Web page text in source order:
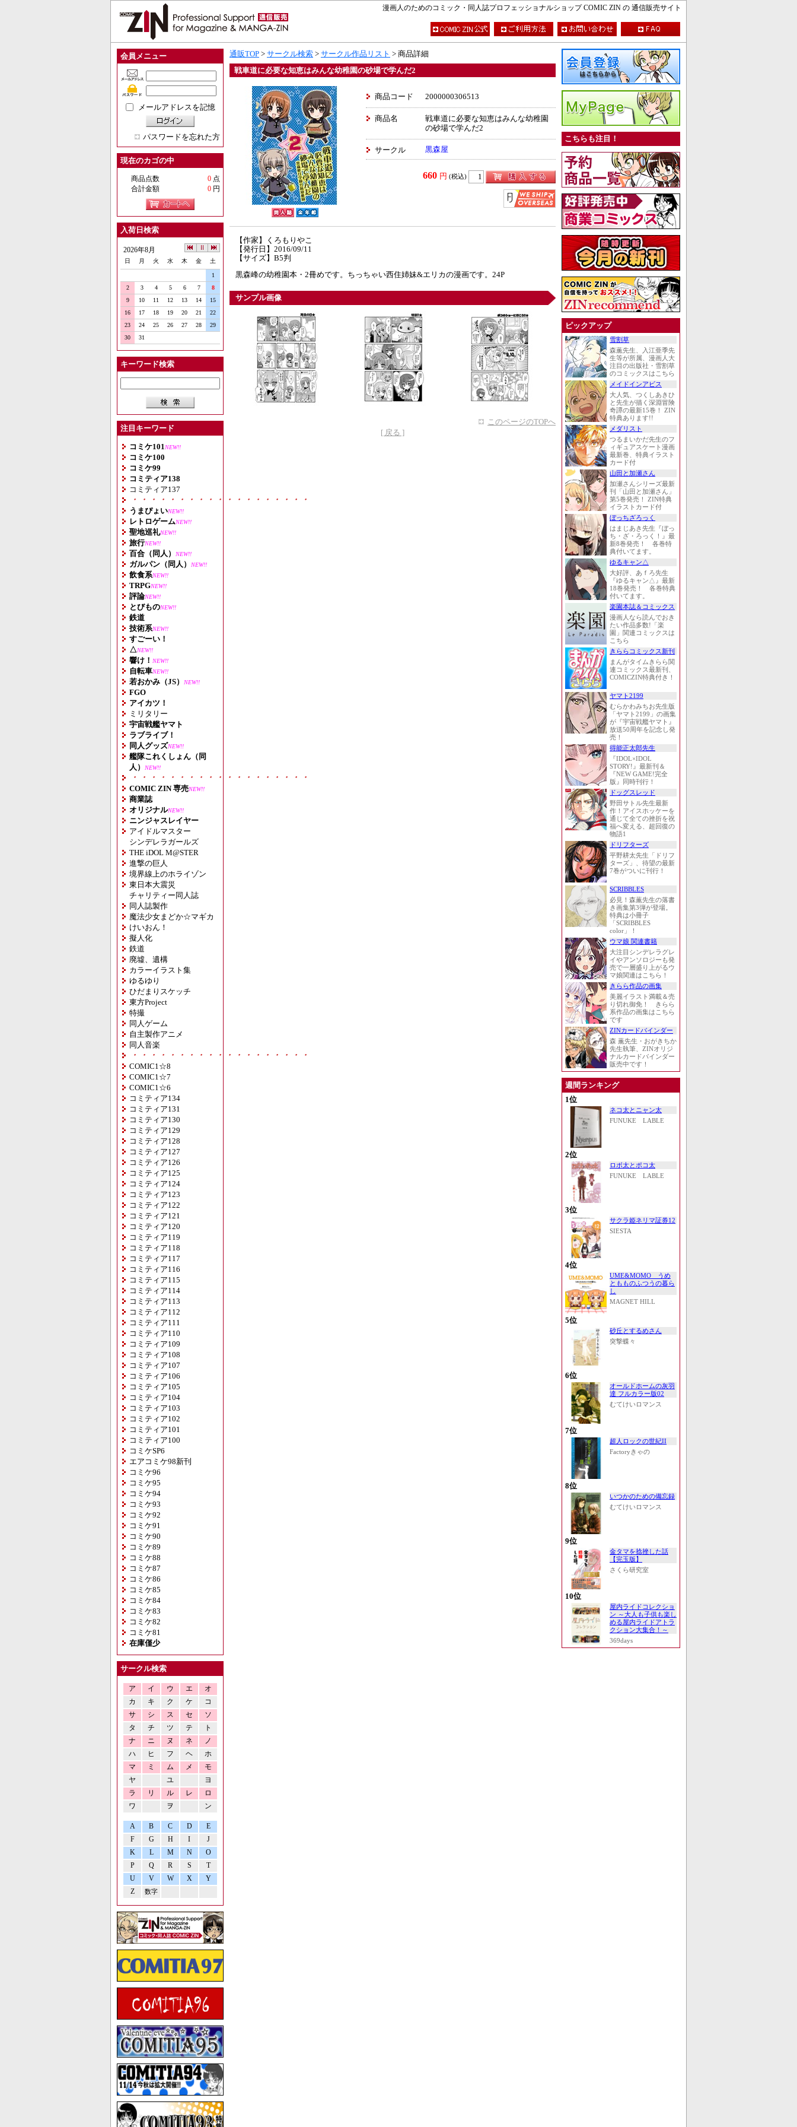
漫画人のためのコミック・同人誌プロフェッショナルショップ COMIC ZIN の 通信販売サイト
会員メニュー
メールアドレスを記憶
パスワードを忘れた方
現在のカゴの中
商品点数 0 点
合計金額
0 円
入荷日検索
2026年8月
日 月 火 水 木 金 土
1
2
3 4 5 6 7
8
9
10 11 12 13 14
15
16
17 18 19 20 21
22
23
24 25 26 27 28
29
30
31
キーワード検索
注目キーワード
コミケ101 NEW!!
コミケ100
コミケ99
コミティア138
コミティア137
・・・・・・・・・・・・・・・・・・・
うまぴょいNEW!!
レトロゲームNEW!!
聖地巡礼NEW!!
旅行NEW!!
百合（同人） NEW!!
ガルパン（同人） NEW!!
飲食系NEW!!
TRPGNEW!!
評論NEW!!
とびものNEW!!
鉄道
技術系NEW!!
すごーい！
△NEW!!
響け！ NEW!!
自転車NEW!!
若おかみ（JS） NEW!!
FGO
アイカツ！
ミリタリー
宇宙戦艦ヤマト
ラブライブ！
同人グッズNEW!!
艦隊これくしょん（同
人）
NEW!!
・・・・・・・・・・・・・・・・・・・
COMIC ZIN 専売NEW!!
商業誌
オリジナルNEW!!
ニンジャスレイヤー
アイドルマスター
シンデレラガールズ
THE iDOL M@STER
進撃の巨人
境界線上のホライゾン
東日本大震災
チャリティー同人誌
同人誌製作
魔法少女まどか☆マギカ
けいおん！
擬人化
鉄道
廃墟、遺構
カラーイラスト集
ゆるゆり
ひだまりスケッチ
東方Project
特撮
同人ゲーム
自主製作アニメ
同人音楽
・・・・・・・・・・・・・・・・・・・
COMIC1☆8
COMIC1☆7
COMIC1☆6
コミティア134
コミティア131
コミティア130
コミティア129
コミティア128
コミティア127
コミティア126
コミティア125
コミティア124
コミティア123
コミティア122
コミティア121
コミティア120
コミティア119
コミティア118
コミティア117
コミティア116
コミティア115
コミティア114
コミティア113
コミティア112
コミティア111
コミティア110
コミティア109
コミティア108
コミティア107
コミティア106
コミティア105
コミティア104
コミティア103
コミティア102
コミティア101
コミティア100
コミケSP6
エアコミケ98新刊
コミケ96
コミケ95
コミケ94
コミケ93
コミケ92
コミケ91
コミケ90
コミケ89
コミケ88
コミケ87
コミケ86
コミケ85
コミケ84
コミケ83
コミケ82
コミケ81
在庫僅少
サークル検索
ア イ ウ エ
オ
カ
キ ク ケ
コ
サ
シ ス セ
ソ
タ
チ ツ テ
ト
ナ
ニ ヌ ネ
ノ
ハ
ヒ フ ヘ
ホ
マ
ミ ム メ
モ
ヤ
ユ
ヨ
ラ
リ ル レ
ロ
ワ
ヲ ン
A B C D
E
F
G H I
J
K
L M N
O
P
Q R S
T
U
V W X
Y
Z
数字
通販TOP > サークル検索 > サークル作品リスト > 商品詳細
戦車道に必要な知恵はみんな幼稚園の砂場で学んだ2
商品コード 2000000306513
商品名
戦車道に必要な知恵はみんな幼稚園
の砂場で学んだ2
サークル 黒森屋
660 円 (税込)
【作家】くろもりやこ
【発行日】2016/09/11
【サイズ】B5判
黒森峰の幼稚園本・2冊めです。ちっちゃい西住姉妹&エリカの漫画です。24P
サンプル画像
このページのTOPへ
[ 戻る ]
こちらも注目！
ピックアップ
雪割草
森薫先生、入江亜季先
生等が所属、漫画人大
注目の出版社・雪割草
のコミックスはこちら
メイドインアビス
大人気、つくしあきひ
と先生が描く深淵冒険
奇譚の最新15巻！ ZIN
特典あります!!
メダリスト
つるまいかだ先生のフ
ィギュアスケート漫画
最新巻、特典イラスト
カード付
山田と加瀬さん
加瀬さんシリーズ最新
刊「山田と加瀬さん」
第5巻発売！ ZIN特典
イラストカード付
ぼっちざろっく
はまじあき先生『ぼっ
ち・ざ・ろっく！』最
新8巻発売！ 各巻特
典付いてます。
ゆるキャン△
大好評、あｆろ先生
『ゆるキャン△』最新
18巻発売！ 各巻特典
付いてます。
楽園本誌＆コミックス
漫画人なら読んでおき
たい作品多数!「楽
園」関連コミックスは
こちら
きららコミックス新刊
まんがタイムきらら関
連コミックス最新刊、
COMICZIN特典付き！
ヤマト2199
むらかわみちお先生版
「ヤマト2199」の画集
が『宇宙戦艦ヤマト』
放送50周年を記念し発
売！
得能正太郎先生
『IDOL×IDOL
STORY!』最新刊＆
『NEW GAME!完全
版』同時刊行！
ドッグスレッド
野田サトル先生最新
作！アイスホッケーを
通じて全ての挫折を祝
福へ変える、超回復の
物語1
ドリフターズ
平野耕太先生「ドリフ
ターズ」、待望の最新
7巻がついに刊行！
SCRIBBLES
必見！森薫先生の落書
き画集第3弾が登場。
特典は小冊子
「SCRIBBLES
color」！
ウマ娘 関連書籍
大注目シンデレラグレ
イやアンソロジーも発
売で一層盛り上がるウ
マ娘関連はこちら！
きらら作品の画集
美麗イラスト満載＆売
り切れ御免！ きらら
系作品の画集はこちら
です
ZINカードバインダー
森 薫先生・おがきちか
先生執筆、ZINオリジ
ナルカードバインダー
販売中です！
週間ランキング
1位
ネコ太とニャン太
FUNUKE LABLE
2位
ロボ太とポコ太
FUNUKE LABLE
3位
サクラ姫ネリマ証券12
SIESTA
4位
UME&MOMO うめ
ともものふつうの暮ら
し
MAGNET HILL
5位
砂丘とするめさん
突撃蝶々
6位
オールドホームの灰羽
達 フルカラー版02
むてけいロマンス
7位
超人ロックの世紀II
Factoryきゃの
8位
いつかのための備忘録
むてけいロマンス
9位
金タマを捻挫した話
【完玉版】
さくら研究室
10位
屋内ライドコレクショ
ン ～大人も子供も楽し
める屋内ライドアトラ
クション大集合！～
369days